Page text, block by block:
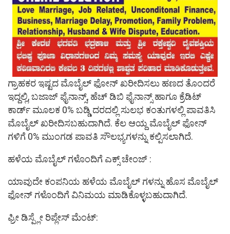
ಗ್ರಾಹಕರ ಇಷ್ಟದ ಮೊಬೈಲ್ ಫೋನ್ ಖರೀದಿಸಲು ಹಣದ ತೊಂದರೆ
ಇದ್ದಲ್ಲಿ, ಬಜಾಜ್ ಫೈನಾನ್ಸ್, ಹೆಚ್ ಡಿಬಿ ಫೈನಾನ್ಸ್ ಹಾಗೂ ಕ್ರೆಡಿಟ್
ಕಾರ್ಡ್ ಮೂಲಕ 0% ಬಡ್ಡಿ ದರದಲ್ಲಿ ಸುಲಭ ಕಂತುಗಳಲ್ಲಿ ಪಾವತಿಸಿ
ಮೊಬೈಲ್ ಖರೀದಿಸಬಹುದಾಗಿದೆ. ಕೆಲ ಆಯ್ದ ಮೊಬೈಲ್ ಫೋನ್
ಗಳಿಗೆ 0% ಮುಂಗಡ ಪಾವತಿ ಸೌಲಭ್ಯಗಳನ್ನು ಕಲ್ಪಿಸಲಾಗಿದೆ.
ಹಳೆಯ ಮೊಬೈಲ್ ಗಳೊಂದಿಗೆ ಎಕ್ಸ್ ಚೇಂಜ್ :
ಯಾವುದೇ ಕಂಪನಿಯ ಹಳೆಯ ಮೊಬೈಲ್ ಗಳನ್ನು ಹೊಸ ಮೊಬೈಲ್
ಫೋನ್ ಗಳೊಂದಿಗೆ ವಿನಿಮಯ ಮಾಡಿಕೊಳ್ಳಬಹುದಾಗಿದೆ.
ಫ್ರೀ ಡಿಸ್ಪ್ಲೇ ರಿಪ್ಲೇಸ್ ಮೆಂಟ್: